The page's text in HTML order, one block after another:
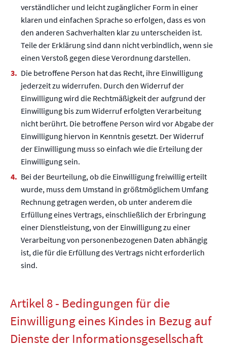
verständlicher und leicht zugänglicher Form in einer
klaren und einfachen Sprache so erfolgen, dass es von
den anderen Sachverhalten klar zu unterscheiden ist.
Teile der Erklärung sind dann nicht verbindlich, wenn sie
einen Verstoß gegen diese Verordnung darstellen.
Die betroffene Person hat das Recht, ihre Einwilligung
jederzeit zu widerrufen. Durch den Widerruf der
Einwilligung wird die Rechtmäßigkeit der aufgrund der
Einwilligung bis zum Widerruf erfolgten Verarbeitung
nicht berührt. Die betroffene Person wird vor Abgabe der
Einwilligung hiervon in Kenntnis gesetzt. Der Widerruf
der Einwilligung muss so einfach wie die Erteilung der
Einwilligung sein.
Bei der Beurteilung, ob die Einwilligung freiwillig erteilt
wurde, muss dem Umstand in größtmöglichem Umfang
Rechnung getragen werden, ob unter anderem die
Erfüllung eines Vertrags, einschließlich der Erbringung
einer Dienstleistung, von der Einwilligung zu einer
Verarbeitung von personenbezogenen Daten abhängig
ist, die für die Erfüllung des Vertrags nicht erforderlich
sind.
Artikel 8 - Bedingungen für die
Einwilligung eines Kindes in Bezug auf
Dienste der Informationsgesellschaft